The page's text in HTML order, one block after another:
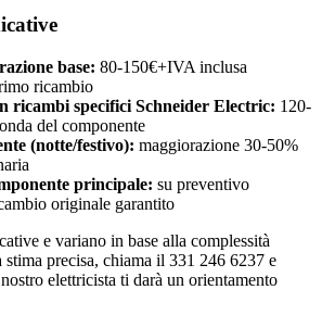
base: 80-150€+IVA inclusa
ricambio
ricambi specifici Schneider Electric: 120-
del componente
(notte/festivo): maggiorazione 30-50%
principale: su preventivo
originale garantito
e variano in base alla complessità
precisa, chiama il 331 246 6237 e
elettricista ti darà un orientamento